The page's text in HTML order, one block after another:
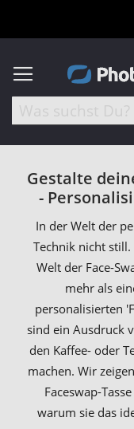
Gestalte
-
In der Welt der
Technik nicht
Welt der Face-
mehr als
personalisierten
sind ein Ausdruck
den Kaffee- oder
machen. Wir
Faceswap-
warum sie das